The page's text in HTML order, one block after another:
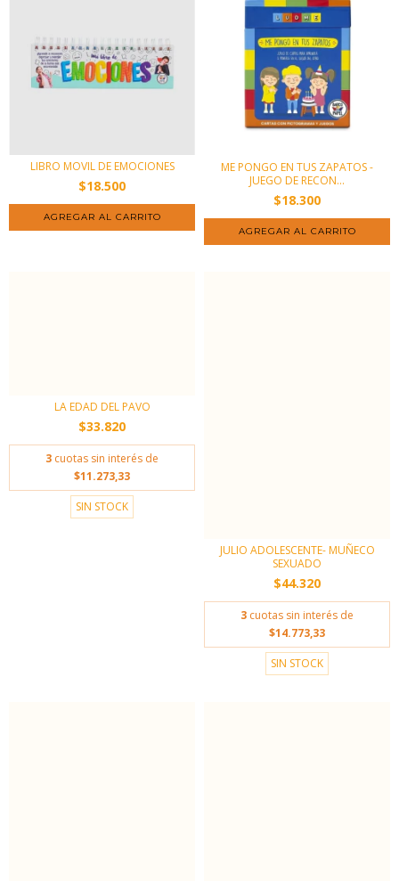
LIBRO MOVIL DE EMOCIONES
$18.500
ME PONGO EN TUS ZAPATOS -
JUEGO DE RECON...
$18.300
LA EDAD DEL PAVO
$33.820
3 cuotas sin interés de
$11.273,33
SIN STOCK
JULIO ADOLESCENTE- MUÑECO
SEXUADO
$44.320
3 cuotas sin interés de
$14.773,33
SIN STOCK